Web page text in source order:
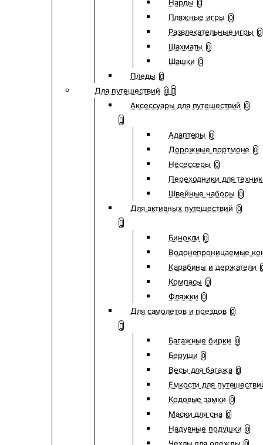
Нарды 0
Пляжные игры 0
Развлекательные игры 0
Шахматы 0
Шашки 0
Пледы 0
Для путешествий 0
Аксессуары для путешествий 0
Адаптеры 0
Дорожные портмоне 0
Несессеры 0
Переходники для
Швейные наборы 0
Для активных путешествий 0
Бинокли 0
Водонепроницаемые
Карабины и держатели
Компасы 0
Фляжки 0
Для самолетов и поездов 0
Багажные бирки 0
Беруши 0
Весы для багажа 0
Емкости для
Кодовые замки 0
Маски для сна 0
Надувные подушки 0